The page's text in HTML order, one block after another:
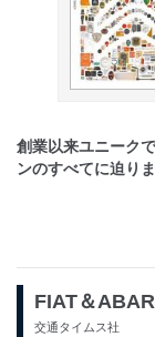
創業以来ユニーク
ンのすべてに迫り
FIAT＆
交通タイムス社